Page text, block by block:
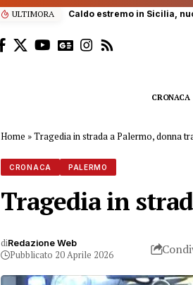
ULTIMORA
CRONACA
Home »Tragedia in strada a Palermo, donna
CRONACA PALERMO
Tragedia in
diRedazione Web
Pubblicato 20 Aprile 2026